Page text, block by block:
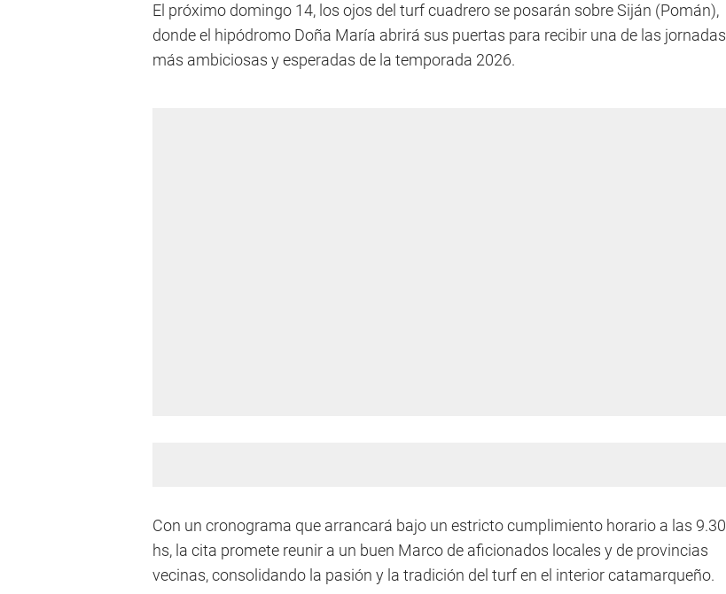
El próximo domingo 14, los ojos del turf cuadrero se posarán sobre Siján (Pomán),
donde el hipódromo Doña María abrirá sus puertas para recibir una de las jornadas
más ambiciosas y esperadas de la temporada 2026.
Con un cronograma que arrancará bajo un estricto cumplimiento horario a las 9.30
hs, la cita promete reunir a un buen Marco de aficionados locales y de provincias
vecinas, consolidando la pasión y la tradición del turf en el interior catamarqueño.